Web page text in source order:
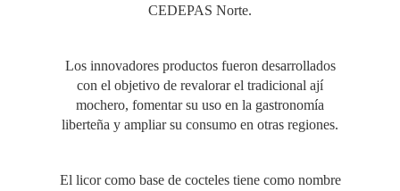
CEDEPAS Norte.
Los innovadores productos fueron desarrollados
con el objetivo de revalorar el tradicional ají
mochero, fomentar su uso en la gastronomía
liberteña y ampliar su consumo en otras regiones.
El licor como base de cocteles tiene como nombre